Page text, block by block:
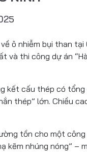
nhiễm bụi than tại
và thi công dự án
cấu thép có tổng
thép” lớn. Chiều
tồn cho một công
kẽm nhúng nóng”